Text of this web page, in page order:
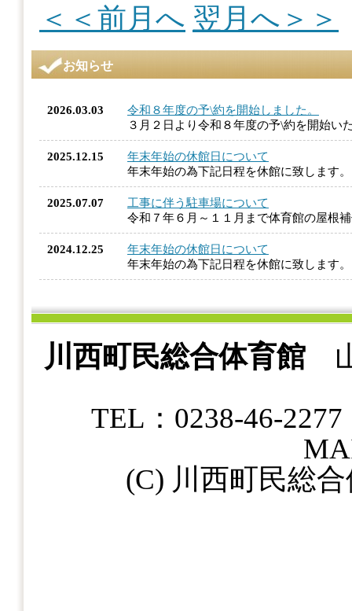
＜＜前月へ 翌月へ＞＞
お知らせ
2026.03.03
令和８年度の予\約を開始しました。
３月２日より令和８年度の予\約を開始い
2025.12.15
年末年始の休館日について
年末年始の為下記日程を休館に致します
2025.07.07
工事に伴う駐車場について
令和７年６月～１１月まで体育館の屋根
2024.12.25
年末年始の休館日について
年末年始の為下記日程を休館に致します
川西町民総合体育館
TEL：0238-46-
(C) 川西町民総